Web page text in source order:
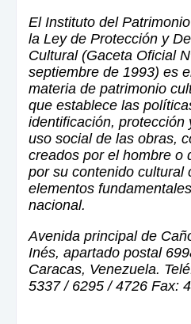
El Instituto del
la Ley de Protección y
Cultural (Gaceta Oficial
septiembre de 1993) es
materia de patrimonio
que establece las
identificación, protección
uso social de las obras,
creados por el hombre o
por su contenido cultural
elementos
nacional.
Avenida principal de
Inés, apartado postal
Caracas, Venezuela.
5337 / 6295 / 4726 Fax: